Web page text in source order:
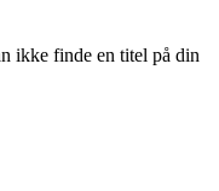
ikke finde en titel på din